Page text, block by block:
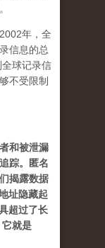
年，全
信息的总
球记录信
不受限制
和被泄漏
踪。匿名
揭露数据
址隐藏起
超过了长
它就是